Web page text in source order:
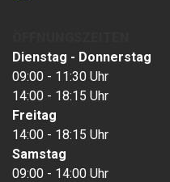
Dienstag - Donnerstag
09:00 - 11:30 Uhr
14:00 - 18:15 Uhr
Freitag
14:00 - 18:15 Uhr
Samstag
09:00 - 14:00 Uhr